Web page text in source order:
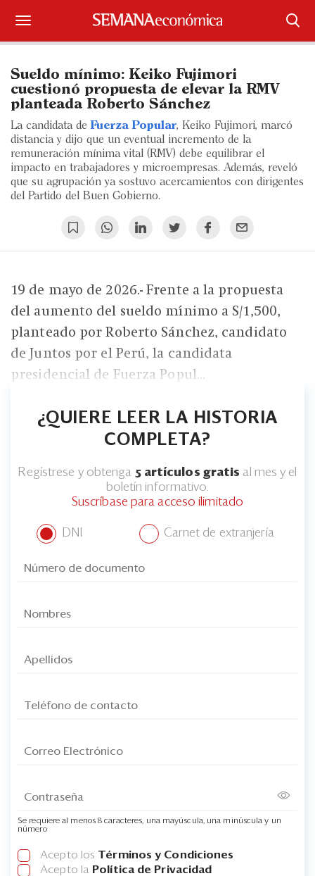
Iniciar sesión
Portada
¿Qué está pasando?
Sectores y Empresas
Economía y Finanzas
Legal y Política
Eventos
Blogs
Ranking CEO
Edición Impresa
Sueldo mínimo: Keiko Fujimori
cuestionó propuesta de elevar la RMV
planteada Roberto Sánchez
La candidata deFuerza Popular, Keiko Fujimori, marcó
distancia y dijo que un eventual incremento de la
remuneración mínima vital (RMV) debe equilibrar el
impacto en trabajadores y microempresas. Además, reveló
que su agrupación ya sostuvo acercamientos con dirigentes
del Partido del Buen Gobierno.
19 de mayo de 2026.- Frente a la propuesta
del aumento del sueldo mínimo a S/1,500,
planteado por Roberto Sánchez, candidato
de Juntos por el Perú, la candidata
presidencial de Fuerza Popul...
¿QUIERE LEER LA HISTORIA
COMPLETA?
Regístrese y obtenga 5 artículos gratis al mes y el
boletín informativo.
Suscríbase para acceso ilimitado
DNI Carnet de extranjería
Se requiere al menos 8 caracteres, una mayúscula, una minúscula y un
número
Acepto los Términos y Condiciones
Acepto la Política de Privacidad